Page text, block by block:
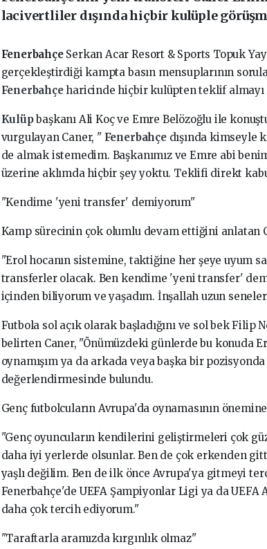
lacivertliler dışında hiçbir kulüple
FenerbahçeSerkan Acar Resort & Sports Topuk
gerçekleştirdiği kampta basın mensuplarının
Fenerbahçeharicinde hiçbir kulüpten teklif
Kulüpbaşkanı Ali Koç ve Emre Belözoğlu ile
vurgulayan Caner, " Fenerbahçe dışında kimseyle
de almak istemedim. Başkanımız ve Emre abi
üzerine aklımda hiçbir şey yoktu. Teklifi direkt
"Kendime 'yeni transfer' demiyorum"
Kamp sürecinin çok olumlu devam ettiğini anlatan
"Erol hocanın sistemine, taktiğine her şeye uyum
transferler olacak. Ben kendime 'yeni transfer'
içinden biliyorum ve yaşadım. İnşallah uzun
Futbola sol açık olarak başladığını ve sol bek
belirten Caner, "Önümüzdeki günlerde bu konuda
oynamışım ya da arkada veya başka bir
değerlendirmesinde bulundu.
Genç futbolcuların Avrupa'da oynamasının
"Genç oyuncuların kendilerini geliştirmeleri çok
daha iyi yerlerde olsunlar. Ben de çok erkenden
yaşlı değilim. Ben de ilk önce Avrupa'ya gitmeyi
Fenerbahçe'de UEFA Şampiyonlar Ligi ya da UEFA
daha çok tercih ediyorum."
"Taraftarla aramızda kırgınlık olmaz"